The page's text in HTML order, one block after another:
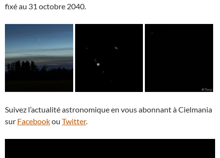
fixé au 31 octobre 2040.
Suivez l’actualité astronomique en vous abonnant à Cielmania
sur Facebookou Twitter.